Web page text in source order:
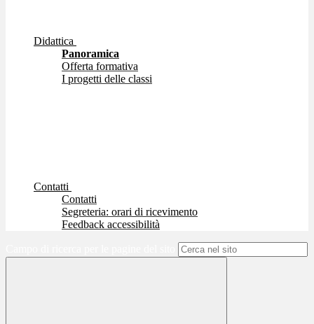
Didattica
Panoramica
Offerta formativa
I progetti delle classi
Contatti
Contatti
Segreteria: orari di ricevimento
Feedback accessibilità